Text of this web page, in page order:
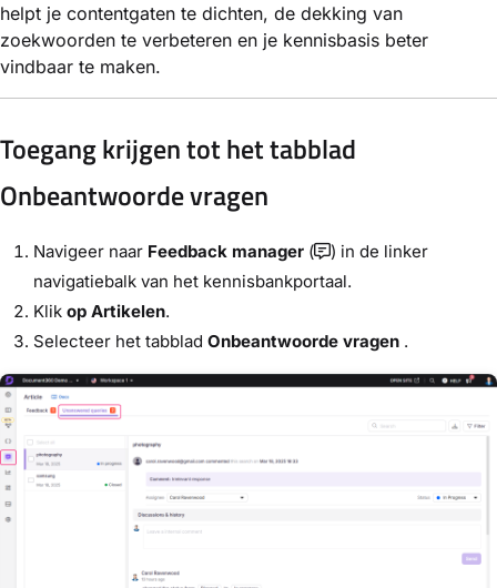
helpt je contentgaten te dichten, de dekking van
zoekwoorden te verbeteren en je kennisbasis beter
vindbaar te maken.
Toegang krijgen tot het tabblad
Onbeantwoorde vragen
Navigeer naar Feedback manager (
) in de linker
navigatiebalk van het kennisbankportaal.
Klik op Artikelen.
Selecteer het tabblad Onbeantwoorde vragen .